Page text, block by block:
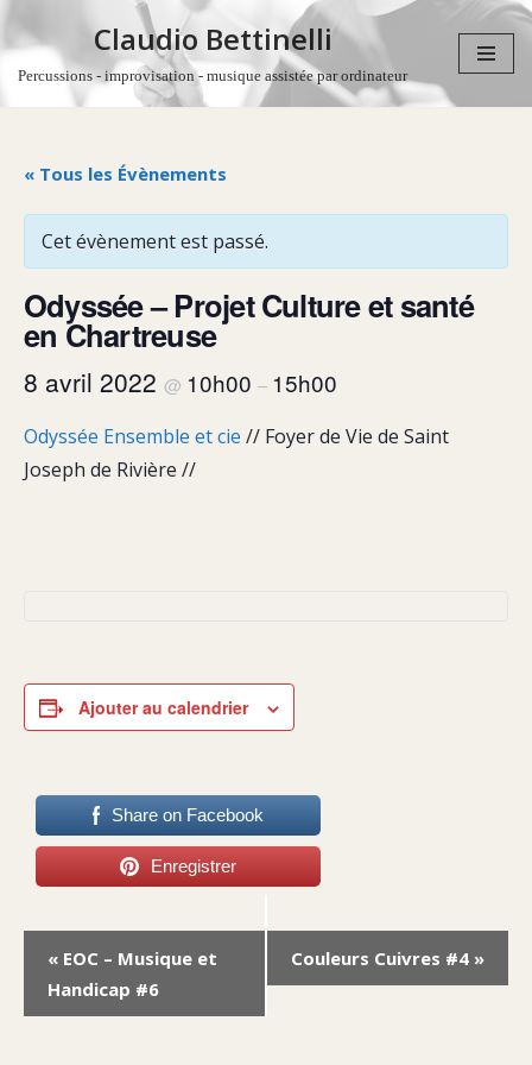
Aller
Claudio Bettinelli
Percussions - improvisation - musique assistée par ordinateur
« Tous les Évènements
Cet évènement est passé.
Odyssée – Projet Culture et santé
en Chartreuse
8 avril 2022 @ 10h00 – 15h00
Odyssée Ensemble et cie // Foyer de Vie de Saint
Joseph de Rivière //
Ajouter au calendrier
Share on Facebook
Enregistrer
Navigation
Évènement
« EOC – Musique et
Handicap #6
Couleurs Cuivres #4 »